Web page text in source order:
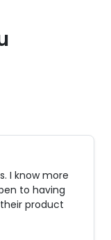
I know more
to having
product